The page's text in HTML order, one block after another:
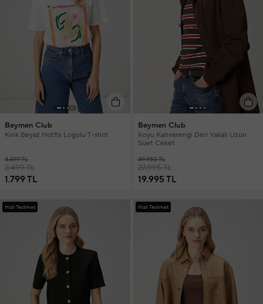
Beymen Club
Kırık Beyaz Hotfix Logolu T-shirt
4.499 TL
2.499 TL
1.799 TL
Beymen Club
Koyu Kahverengi Deri Yakalı Uzun
Süet Ceket
49.950 TL
27.995 TL
19.995 TL
Hızlı Teslimat Hızlı Teslimat